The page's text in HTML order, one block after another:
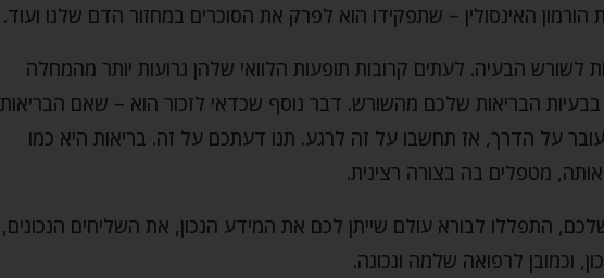
הורמון האינסולין – שתפקידו הוא לפרק את הסוכרים במחזור הדם שלנו ועוד.
לשורש הבעיה. לעתים קרובות תופעות הלוואי שלהן גרועות יותר מהמחלה
הבריאות שלכם מהשורש. דבר נוסף שכדאי לזכור הוא – שאם הבריאות
על הדרך, אז תחשבו על זה לרגע. תנו דעתכם על זה. בריאות היא כמו
מטפלים בה בצורה רצינית.
התפללו לבורא עולם שייתן לכם את המידע הנכון, את השליחים הנכונים,
וכמובן לרפואה שלמה ונכונה.